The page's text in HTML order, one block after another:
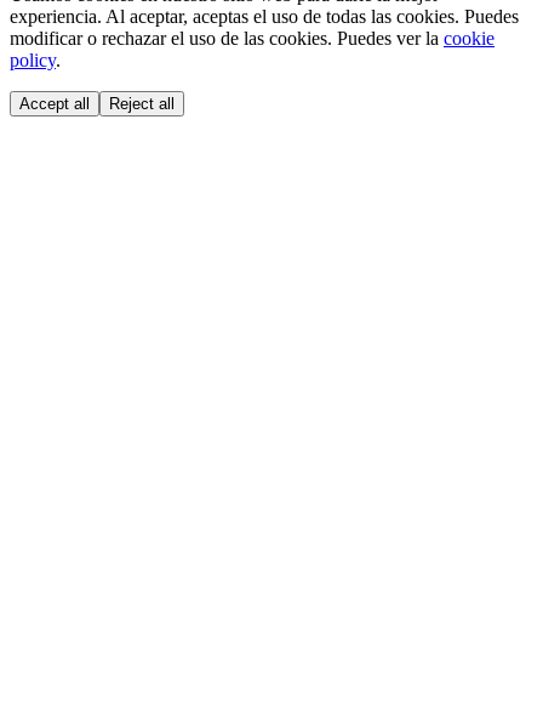
experiencia. Al aceptar, aceptas el uso de todas las cookies. Puedes
modificar o rechazar el uso de las cookies. Puedes ver la cookie
policy.
Accept all Reject all